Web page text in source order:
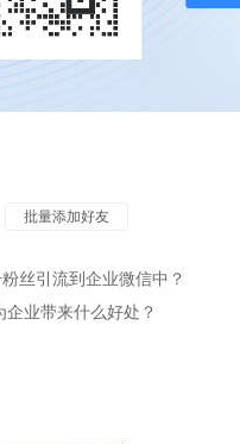
批量添加好友
丝引流到企业微信中？
业带来什么好处？